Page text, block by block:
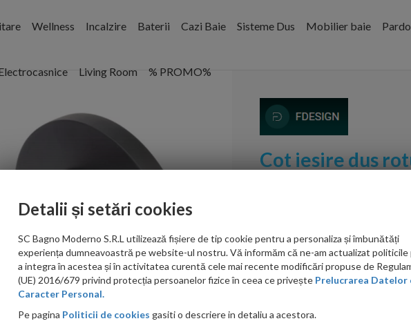
Wellness Incalzire Baterii Cazi Baie Sisteme Dus Mobilier baie
Living Room % PROMO%
Cot iesire dus
PRP: 152.00 RON
146.00 RON
Detalii și setări cookies
SC Bagno Moderno S.R.L utilizează fișiere de tip cookie pentru a personaliza și îmbunătăți
experiența dumneavoastră pe website-ul nostru. Vă informăm că ne-am actualizat
a integra în acestea și în activitatea curentă cele mai recente modificări propuse de
(UE) 2016/679 privind protecția persoanelor fizice în ceea ce privește Prelucrarea Datelor
Caracter Personal.
Pe pagina Politicii de cookies gasiti o descriere in detaliu a acestora.